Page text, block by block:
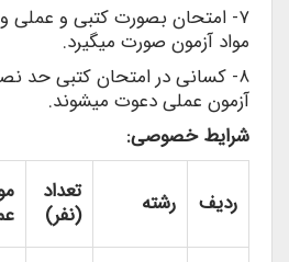
۷- امتحان بصورت کتبی و عملی
مواد آزمون صورت می­گیرد.
۸- کسانی در امتحان کتبی حد
آزمون عملی دعوت می­شوند.
شرایط خصوصی:
ردیف رشته
تعداد
(نفر)